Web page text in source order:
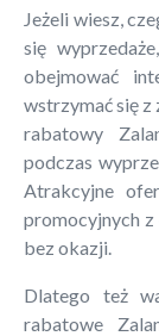
Jeżeli wiesz,
się
obejmować
wstrzymać się z
rabatowy
podczas
Atrakcyjne
promocyjnych
bez okazji.
Dlatego też
rabatowe